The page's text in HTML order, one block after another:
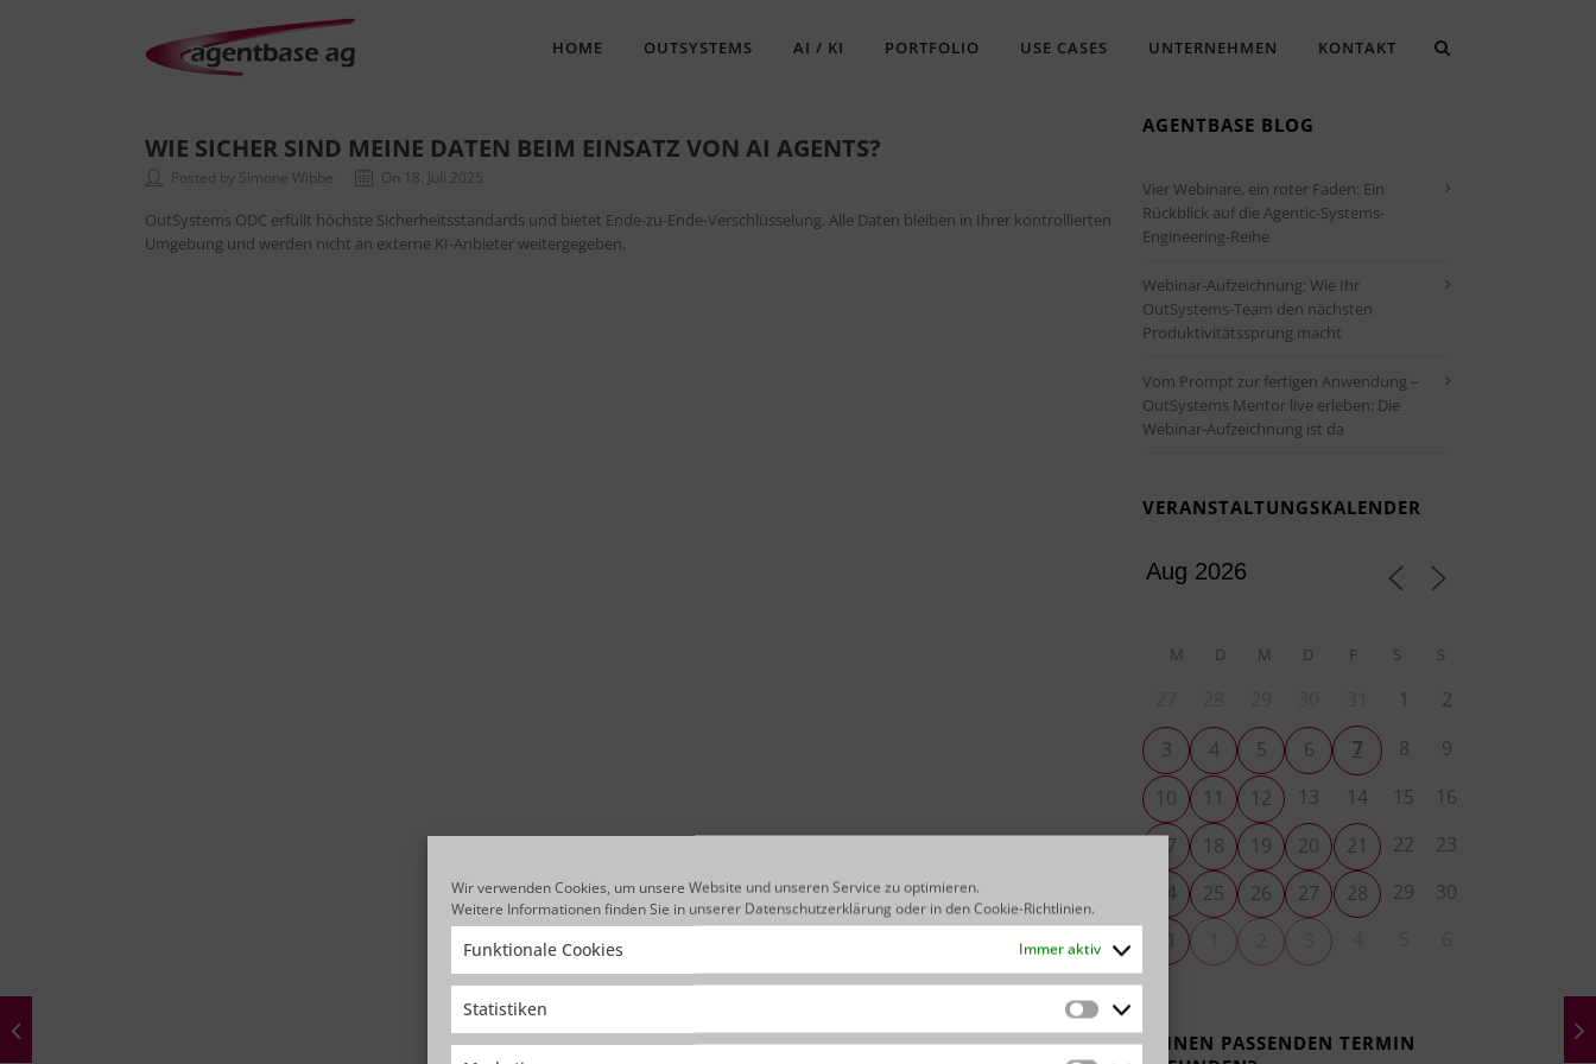
Wir verwenden Cookies, um unsere Website und unseren Service zu optimieren.
Weitere Informationen finden Sie in unserer Datenschutzerklärung oder in denCookie-Richtlinien.
Funktionale Cookies Immer aktiv
Statistiken Statistiken
HOME OUTSYSTEMS AI / KI PORTFOLIO USE CASES UNTERNEHMEN KONTAKT
WIE SICHER SIND MEINE DATEN BEIM EINSATZ VON AI AGENTS?
Posted by Simone Wibbe On 18. Juli 2025
OutSystems ODC erfüllt höchste Sicherheitsstandards und bietet Ende-zu-Ende-Verschlüsselung. Alle Daten bleiben in Ihrer kontrollierten
Umgebung und werden nicht an externe KI-Anbieter weitergegeben.
AGENTBASE BLOG
Vier Webinare, ein roter Faden: Ein
Rückblick auf die Agentic-Systems-
Engineering-Reihe
Webinar-Aufzeichnung: Wie Ihr
OutSystems-Team den nächsten
Produktivitätssprung macht
Vom Prompt zur fertigen Anwendung –
OutSystems Mentor live erleben: Die
Webinar-Aufzeichnung ist da
VERANSTALTUNGSKALENDER
M D M D F S S
1
2
3
4 5 6 7 8
9
10
11 12 13 14 15
16
17
18 19 20 21 22
23
24
25 26 27 28 29
30
31
KEINEN PASSENDEN TERMIN